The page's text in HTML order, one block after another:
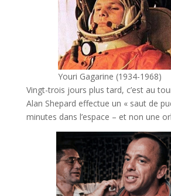
Youri Gagarine (1934-1968)
Vingt-trois jours plus tard, c’est au
Alan Shepard effectue un « saut de
minutes dans l’espace – et non une